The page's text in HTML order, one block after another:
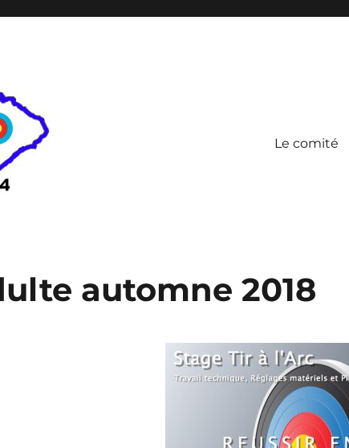
Le comité
automne 2018